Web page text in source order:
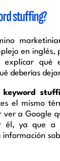
stuffing?
en
explicar qué
deberías
keyword
el mismo
a Google
él, ya que